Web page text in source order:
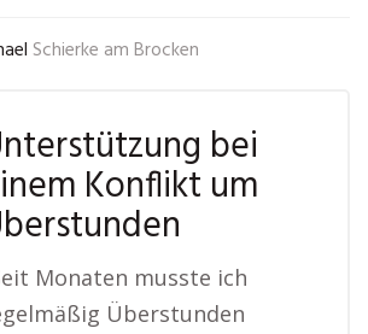
Schierke am Brocken
bei
Konflikt um
Monaten musste ich
Überstunden